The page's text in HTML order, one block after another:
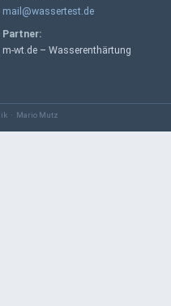
mail@wassertest.de
Partner:
m-wt.de – Wasserenthärtung
· Mario Mutz